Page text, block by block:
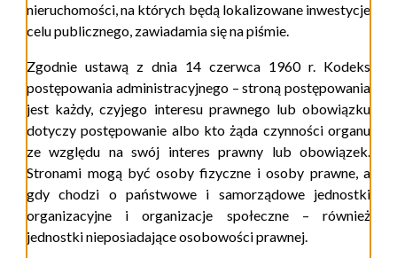
nieruchomości, na których będą lokalizowane inwestycje
celu publicznego, zawiadamia się na piśmie.
Zgodnie ustawą z dnia 14 czerwca 1960 r. Kodeks
postępowania administracyjnego – stroną postępowania
jest każdy, czyjego interesu prawnego lub obowiązku
dotyczy postępowanie albo kto żąda czynności organu
ze względu na swój interes prawny lub obowiązek.
Stronami mogą być osoby fizyczne i osoby prawne, a
gdy chodzi o państwowe i samorządowe jednostki
organizacyjne i organizacje społeczne – również
jednostki nieposiadające osobowości prawnej.